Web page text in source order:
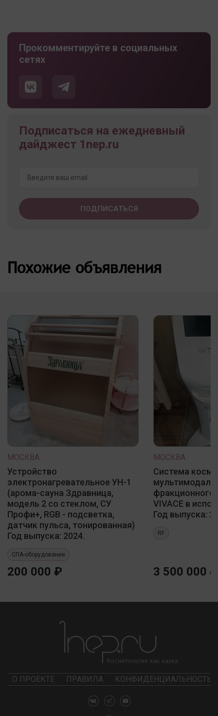
Прокомментируйте в социальных
сетях
Подписаться на ежедневный
дайджест 1nep.ru
Похожие объявления
МОСКВА
Устройство
электронагревательное УН-1
(арома-сауна Здравница,
модель 2 со стеклом, СУ
Профи+, RGB - подсветка,
датчик пульса, тонированная)
Год выпуска: 2024.
СПА-оборудование
200 000 ₽
МОСКВА
Система
фракционного
VIVACE в
Год выпуска:
RF
3 500 000 ₽
О ПРОЕКТЕ ПРАВИЛА КОНФИДЕНЦИАЛЬНОСТЬ